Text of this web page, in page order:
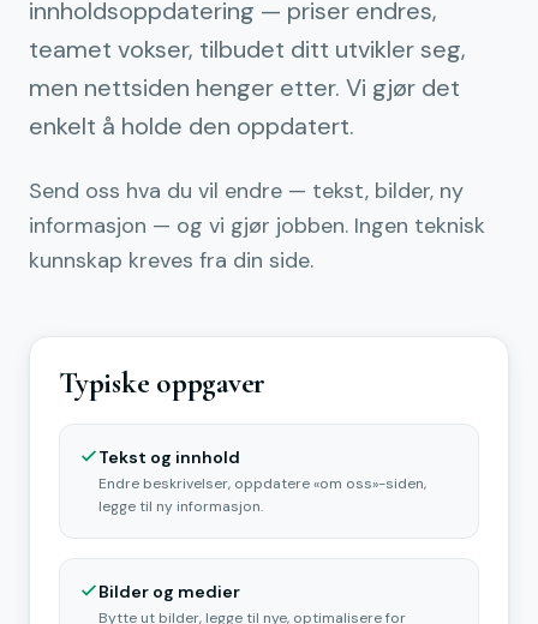
innholdsoppdatering — priser endres,
teamet vokser, tilbudet ditt utvikler seg,
men nettsiden henger etter. Vi gjør det
enkelt å holde den oppdatert.
Send oss hva du vil endre — tekst, bilder, ny
informasjon — og vi gjør jobben. Ingen teknisk
kunnskap kreves fra din side.
Typiske oppgaver
Tekst og innhold
Endre beskrivelser, oppdatere «om oss»-siden,
legge til ny informasjon.
Bilder og medier
Bytte ut bilder, legge til nye, optimalisere for